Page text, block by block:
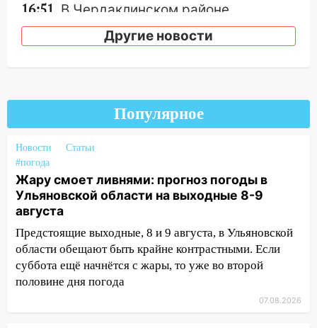
16:51
В Чердаклинском районе
ремонтируют дороги, ставят остановки
и проводят новое освещение
мусора
16:26 В Ульяновске бесплатно покажут
матч «Волги» под открытым небом
16:12
разработают отечественный прибор для
цифровой ПЦР
15:47
за абонементы закрывшегося фитнес-
клуба «Рекорд-Fitness»
15:34 После вмешательства
Другие новости
Популярное
Новости
Статьи
#погода
Жару смоет ливнями: прогноз погоды в
Ульяновской области на выходные 8-9
августа
Предстоящие выходные, 8 и 9 августа, в Ульяновской
области обещают быть крайне контрастными. Если
суббота ещё начнётся с жары, то уже во второй
половине дня погода
07.08.2026